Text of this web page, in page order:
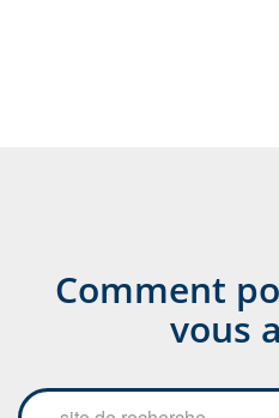
Comment
vous
Search